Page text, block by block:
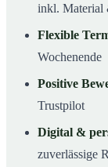
inkl. Material
Flexible
Wochenende
Positive
Trustpilot
Digital &
zuverlässige